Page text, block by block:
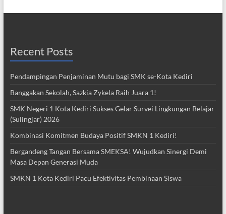
Recent Posts
Pendampingan Penjaminan Mutu bagi SMK se-Kota Kediri
Banggakan Sekolah, Sazkia Zykela Raih Juara 1!
SMK Negeri 1 Kota Kediri Sukses Gelar Survei Lingkungan Belajar
(Sulingjar) 2026
Kombinasi Komitmen Budaya Positif SMKN 1 Kediri!
Bergandeng Tangan Bersama SMEKSA! Wujudkan Sinergi Demi
Masa Depan Generasi Muda
SMKN 1 Kota Kediri Pacu Efektivitas Pembinaan Siswa